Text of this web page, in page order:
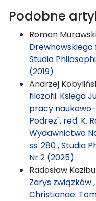
Podobne
Roman
Studia
(2019)
Andrzej
filozofii. Księga
pracy
Podrez", red. K.
Wydawnictwo
ss. 280,Studia
Nr 2 (2025)
Radosław
Zarys związków,
Christianae: